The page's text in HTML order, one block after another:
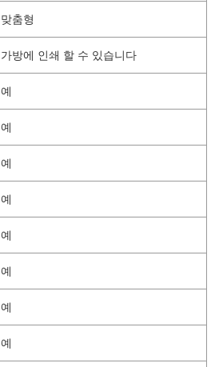
맞춤형
가방에 인쇄 할 수 있습니다
예
예
예
예
예
예
예
예